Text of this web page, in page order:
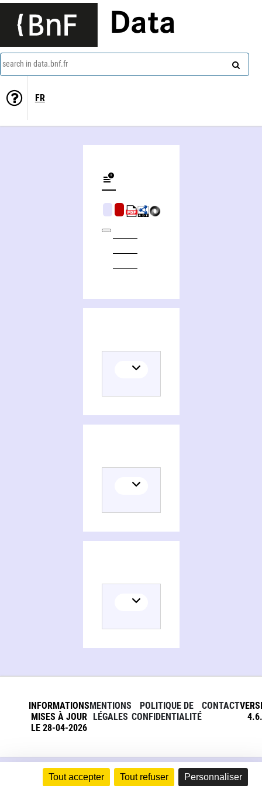
Tout accepter Tout refuser Personnaliser
Data
search in data.bnf.fr
FR
INFORMATIONS
MISES À JOUR
LE 28-04-2026
MENTIONS
LÉGALES
POLITIQUE DE
CONFIDENTIALITÉ
CONTACT